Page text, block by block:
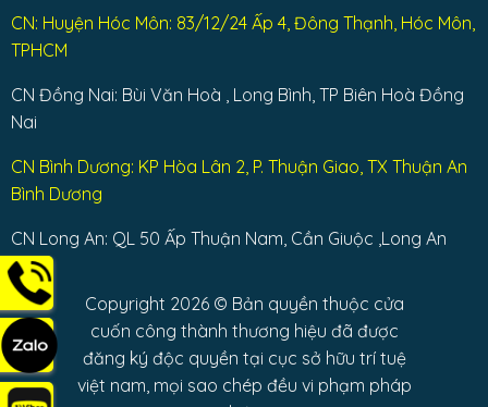
CN: Huyện Hóc Môn: 83/12/24 Ấp 4, Đông Thạnh, Hóc Môn,
TPHCM
CN Đồng Nai: Bùi Văn Hoà , Long Bình, TP Biên Hoà Đồng
Nai
CN Bình Dương: KP Hòa Lân 2, P. Thuận Giao, TX Thuận An
Bình Dương
CN Long An: QL 50 Ấp Thuận Nam, Cần Giuộc ,Long An
Copyright 2026 © Bản quyền thuộc cửa
cuốn công thành thương hiệu đã được
đăng ký độc quyền tại cục sở hữu trí tuệ
việt nam, mọi sao chép đều vi phạm pháp